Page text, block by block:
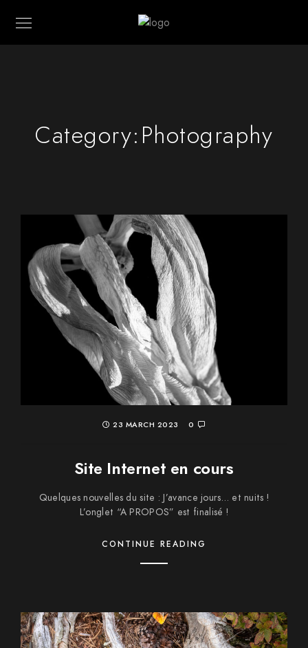
Category:Photography
23 MARCH 2023 0
Site Internet en cours
Quelques nouvelles du site : J’avance jours… et nuits !
L’onglet “A PROPOS” est finalisé !
CONTINUE READING